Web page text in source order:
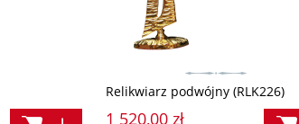
Najniższa cena:69,90 zł
Relikwiarz podwójny (RLK226)
1 520,00 zł